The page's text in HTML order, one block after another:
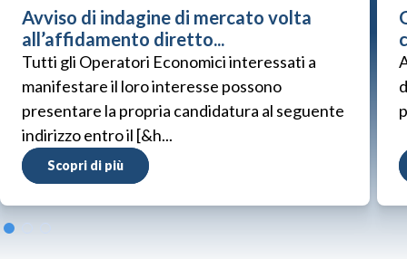
Avviso di indagine di mercato volta
all’affidamento diretto...
Tutti gli Operatori Economici interessati a
manifestare il loro interesse possono
presentare la propria candidatura al seguente
indirizzo entro il [&h...
Scopri di più